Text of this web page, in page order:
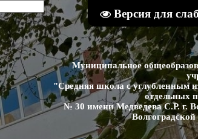
Версия для
Муниципальное
"Средняя школа с углубленным
отдельных
№ 30 имени Медведева С.Р. г.